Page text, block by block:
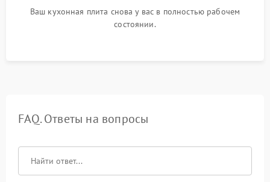
Ваш кухонная плита снова у вас в полностью рабочем
состоянии.
FAQ. Ответы на вопросы